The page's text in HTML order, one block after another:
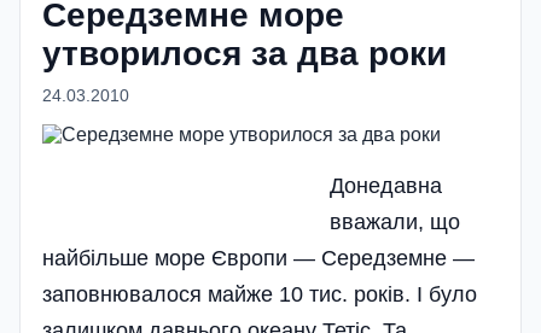
Середземне море
утворилося за два роки
24.03.2010
Донедавна
вважали, що
найбільше море Європи — Середземне —
заповнювалося майже 10 тис. років. І було